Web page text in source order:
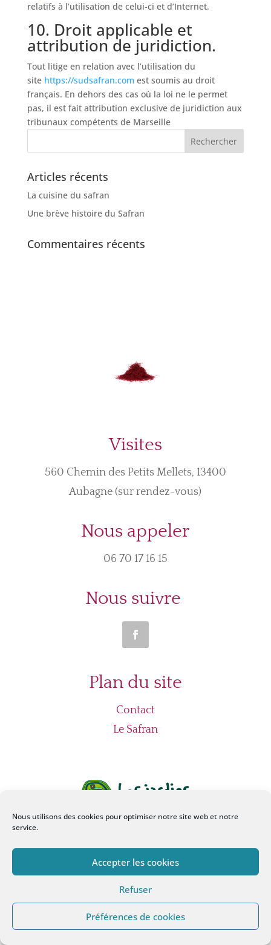
Nous utilisons des cookies pour optimiser notre site web et notre
service.
Accepter les cookies
Refuser
Préférences de cookies
relatifs à l’utilisation de celui-ci et d’Internet.
10. Droit applicable et
attribution de juridiction.
Tout litige en relation avec l’utilisation du
site https://sudsafran.com est soumis au droit
français. En dehors des cas où la loi ne le permet
pas, il est fait attribution exclusive de juridiction aux
tribunaux compétents de Marseille
Articles récents
La cuisine du safran
Une brève histoire du Safran
Commentaires récents
Visites
560 Chemin des Petits Mellets, 13400
Aubagne (sur rendez-vous)
Nous appeler
06 70 17 16 15
Nous suivre
Plan du site
Contact
Le Safran
2026 - Safran des Mellets
Tous droits réservés